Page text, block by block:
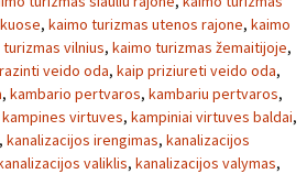
, kaimo turizmas utenos rajone, kaimo
vilnius, kaimo turizmas žemaitijoje,
veido oda, kaip priziureti veido oda,
, kambario pertvaros, kambariu pertvaros,
kampines virtuves, kampiniai virtuves baldai,
, kanalizacijos irengimas, kanalizacijos
valiklis, kanalizacijos valymas,